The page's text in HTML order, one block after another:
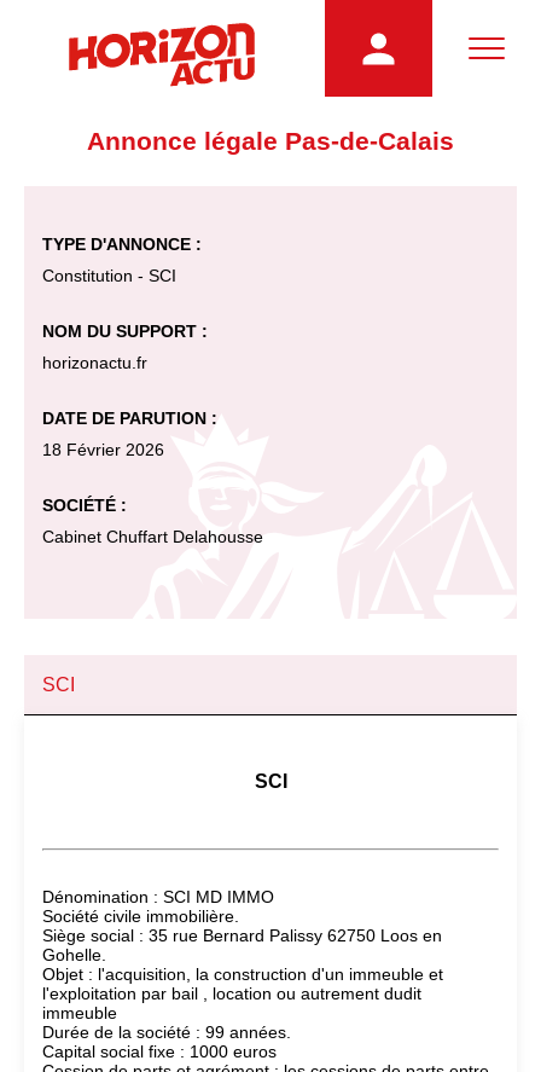
Annonce légale Pas-de-Calais
TYPE D'ANNONCE :
Constitution - SCI
NOM DU SUPPORT :
horizonactu.fr
DATE DE PARUTION :
18 Février 2026
SOCIÉTÉ :
Cabinet Chuffart Delahousse
SCI
SCI
Dénomination : SCI MD IMMO
Société civile immobilière.
Siège social : 35 rue Bernard Palissy 62750 Loos en
Gohelle.
Objet : l'acquisition, la construction d'un immeuble et
l'exploitation par bail , location ou autrement dudit
immeuble
Durée de la société : 99 années.
Capital social fixe : 1000 euros